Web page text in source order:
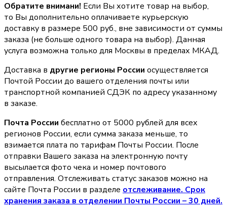
Обратите внимани! Если Вы хотите товар на выбор,
то Вы дополнительно оплачиваете курьерскую
доставку в размере 500 руб., вне зависимости от суммы
заказа (не больше одного товара на выбор). Данная
услуга возможна только для Москвы в пределах МКАД.
Доставка в другие регионы России осуществляется
Почтой России до вашего отделения почты или
транспортной компанией СДЭК по адресу указанному
в заказе.
Почта России бесплатно от 5000 рублей для всех
регионов России, если сумма заказа меньше, то
взимается плата по тарифам Почты России. После
отправки Вашего заказа на электронную почту
высылается фото чека и номер почтового
отправления. Отслеживать статус заказов можно на
сайте Почта России в разделе oтслеживание. Срок
хранения заказа в отделении Почты России – 30 дней.